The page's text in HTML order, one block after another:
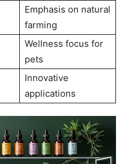
Emphasis on natural
farming
Wellness focus for
pets
Innovative
applications